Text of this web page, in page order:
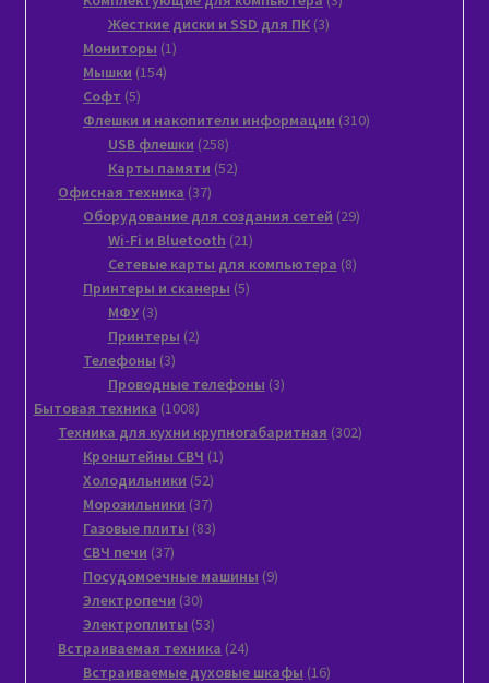
Жесткие диски и SSD для ПК 33
Мониторы 11
Мышки 154154
Софт 55
товаров
Флешки и накопители информации 310310
USB флешки 258258
товаров
Карты памяти 5252
Офисная техника 3737
товаров
Оборудование для создания сетей 2929
Wi-Fi и Bluetooth 2121
товар
Сетевые карты для компьютера 88
Принтеры и сканеры 55
МФУ 33
товара
Принтеры 22
Телефоны 33
товара
Проводные телефоны 33
Бытовая техника 10081008
товаров
Техника для кухни крупногабаритная 302302
Кронштейны СВЧ 11
Холодильники 5252
товара
Морозильники 3737
товаров
Газовые плиты 8383
СВЧ печи 3737
товаров
Посудомоечные машины 99
Электропечи 3030
товаров
Электроплиты 5353
товара
Встраиваемая техника 2424
товара
Встраиваемые духовые шкафы 1616